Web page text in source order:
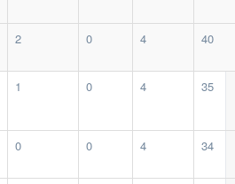
2 0 4 40
1 0 4 35
0 0 4 34